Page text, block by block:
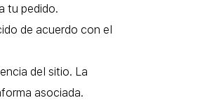
tu pedido.
de acuerdo con el
del sitio. La
asociada.